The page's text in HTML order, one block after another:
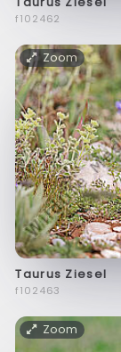
f102462
Zoom
Taurus Ziesel
f102463
Zoom